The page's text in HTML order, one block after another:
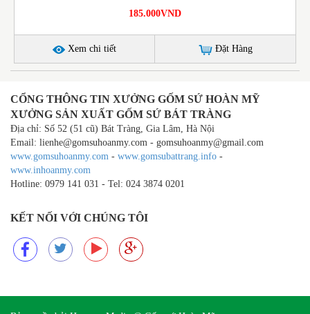
185.000VND
Xem chi tiết Đặt Hàng
CỔNG THÔNG TIN XƯỞNG GỐM SỨ HOÀN MỸ
XƯỞNG SẢN XUẤT GỐM SỨ BÁT TRÀNG
Địa chỉ: Số 52 (51 cũ) Bát Tràng, Gia Lâm, Hà Nội
Email: lienhe@gomsuhoanmy.com - gomsuhoanmy@gmail.com
www.gomsuhoanmy.com - www.gomsubattrang.info -
www.inhoanmy.com
Hotline: 0979 141 031 - Tel: 024 3874 0201
KẾT NỐI VỚI CHÚNG TÔI